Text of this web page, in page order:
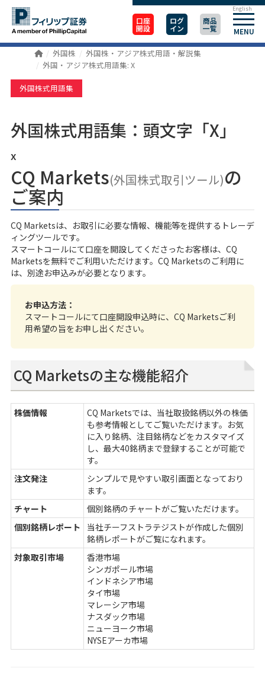
口座
開設
ログ
イン
商品
一覧 MENU
English
外国株
外国株・アジア株式用語・解説集
外国・アジア株式用語集: X
外国株式用語集
外国株式用語集：頭文字「X」
x
CQ Markets(外国株式取引ツール)の
ご案内
CQ Marketsは、お取引に必要な情報、機能等を提供するトレーデ
ィングツールです。
スマートコールにて口座を開設してくださったお客様は、CQ
Marketsを無料でご利用いただけます。CQ Marketsのご利用に
は、別途お申込みが必要となります。
お申込方法：
スマートコールにて口座開設申込時に、CQ Marketsご利
用希望の旨をお申し出ください。
CQ Marketsの主な機能紹介
株価情報
CQ Marketsでは、当社取扱銘柄以外の株価
も参考情報としてご覧いただけます。お気
に入り銘柄、注目銘柄などをカスタマイズ
し、最大40銘柄まで登録することが可能で
す。
注文発注
シンプルで見やすい取引画面となっており
ます。
チャート
個別銘柄のチャートがご覧いただけます。
個別銘柄レポート
当社チーフストラテジストが作成した個別
銘柄レポートがご覧になれます。
対象取引市場
香港市場
シンガポール市場
インドネシア市場
タイ市場
マレーシア市場
ナスダック市場
ニューヨーク市場
NYSEアーカ市場